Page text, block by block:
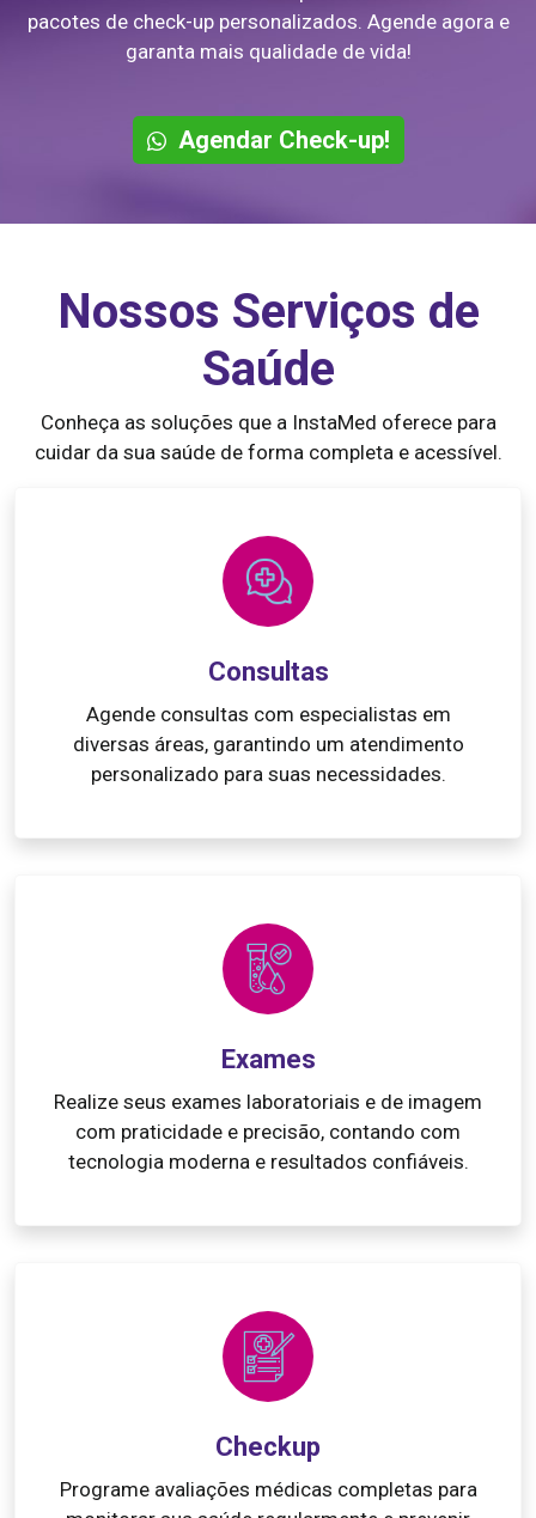
pacotes de check-up personalizados. Agende agora e
garanta mais qualidade de vida!
Agendar Check-up!
Nossos Serviços de
Saúde
Conheça as soluções que a InstaMed oferece para
cuidar da sua saúde de forma completa e acessível.
Consultas
Agende consultas com especialistas em
diversas áreas, garantindo um atendimento
personalizado para suas necessidades.
Exames
Realize seus exames laboratoriais e de imagem
com praticidade e precisão, contando com
tecnologia moderna e resultados confiáveis.
Checkup
Programe avaliações médicas completas para